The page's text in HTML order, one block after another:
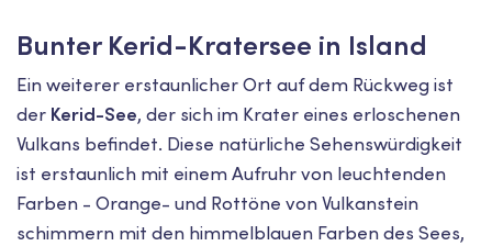
Bunter Kerid-Kratersee in Island
Ein weiterer erstaunlicher Ort auf dem Rückweg ist
der Kerid-See, der sich im Krater eines erloschenen
Vulkans befindet. Diese natürliche Sehenswürdigkeit
ist erstaunlich mit einem Aufruhr von leuchtenden
Farben - Orange- und Rottöne von Vulkanstein
schimmern mit den himmelblauen Farben des Sees,